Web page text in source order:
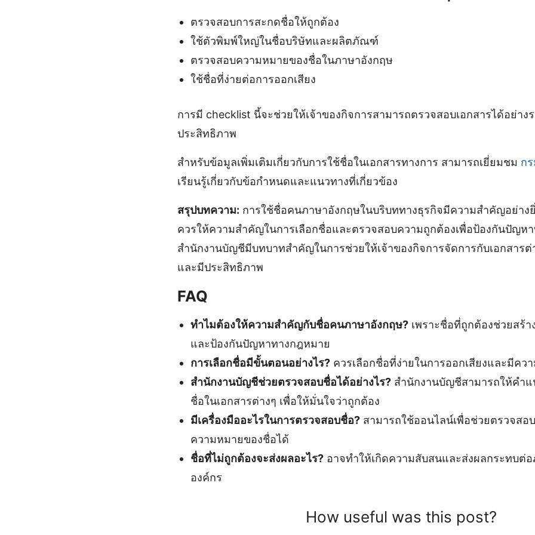
ตรวจสอบการสะกดชื่อให้ถูกต้อง
ใช้ตัวพิมพ์ใหญ่ในชื่อบริษัทและผลิตภัณฑ์
ตรวจสอบความหมายของชื่อในภาษาอังกฤษ
ใช้ชื่อที่ง่ายต่อการออกเสียง
การมี checklist นี้จะช่วยให้เจ้าของกิจการสามารถตรวจสอบเอกสารได้อย่าง
ประสิทธิภาพ
สำหรับข้อมูลเพิ่มเติมเกี่ยวกับการใช้ชื่อในเอกสารทางการ สามารถเยี่ยมชม ก
เรียนรู้เกี่ยวกับข้อกำหนดและแนวทางที่เกี่ยวข้อง
สรุปบทความ: การใช้ชื่อคนภาษาอังกฤษในบริบททางธุรกิจมีความสำคัญอย่าง
ควรให้ความสำคัญในการเลือกชื่อและตรวจสอบความถูกต้องเพื่อป้องกันปัญห
สำนักงานบัญชีมีบทบาทสำคัญในการช่วยให้เจ้าของกิจการจัดการกับเอกสารต่
และมีประสิทธิภาพ
FAQ
ทำไมต้องให้ความสำคัญกับชื่อคนภาษาอังกฤษ?เพราะชื่อที่ถูกต้องช่วยสร้า
และป้องกันปัญหาทางกฎหมาย
การเลือกชื่อมีขั้นตอนอย่างไร?ควรเลือกชื่อที่ง่ายในการออกเสียงและมีคว
สำนักงานบัญชีช่วยตรวจสอบชื่อได้อย่างไร?สำนักงานบัญชีสามารถให้คำแ
ชื่อในเอกสารต่างๆ เพื่อให้มั่นใจว่าถูกต้อง
มีเครื่องมืออะไรในการตรวจสอบชื่อ?สามารถใช้ออนไลน์เพื่อช่วยตรวจสอ
ความหมายของชื่อได้
ชื่อที่ไม่ถูกต้องจะส่งผลอะไร?อาจทำให้เกิดความสับสนและส่งผลกระทบต่
องค์กร
How useful was this post?